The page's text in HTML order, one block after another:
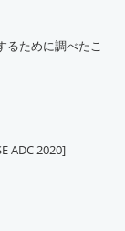
るために調べたこ
ADC 2020]